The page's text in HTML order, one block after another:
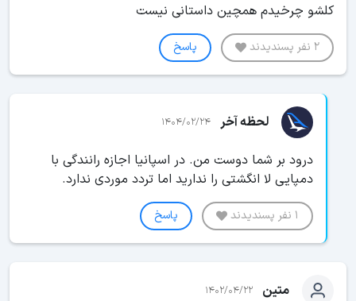
کلشو چرخیدم همچین داستانی نیست
2 نفر پسندیدند پاسخ
لحظه آخر 1404/02/24
درود بر شما دوست من. در اسپانیا اجازه رانندگی با
دمپایی لا انگشتی را ندارید اما تردد موردی ندارد.
1 نفر پسندیدند پاسخ
متین 1402/04/22